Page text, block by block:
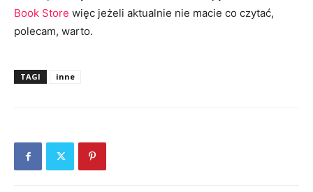
Book Store więc jeżeli aktualnie nie macie co czytać,
polecam, warto.
TAGI inne